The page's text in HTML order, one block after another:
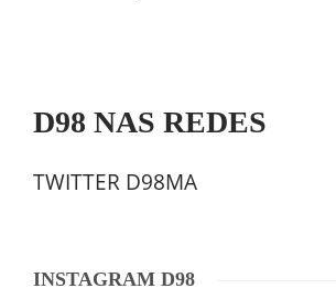
D98 NAS REDES
TWITTER D98MA
INSTAGRAM D98